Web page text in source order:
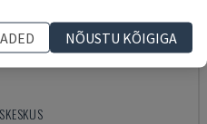
NÕUSTU KÕIGIGA